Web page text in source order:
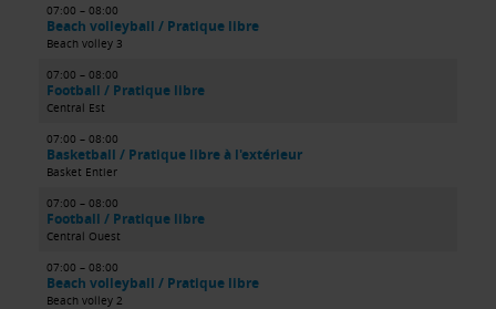
07:00 – 08:00
Beach volleyball / Pratique libre
Beach volley 3
07:00 – 08:00
Football / Pratique libre
Central Est
07:00 – 08:00
Basketball / Pratique libre à l'extérieur
Basket Entier
07:00 – 08:00
Football / Pratique libre
Central Ouest
07:00 – 08:00
Beach volleyball / Pratique libre
Beach volley 2